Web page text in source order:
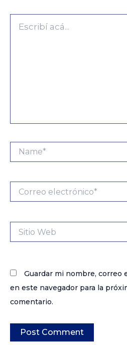
acá...
Name*
electrónico*
Sitio
Web
Guardar mi nombre, correo
en este navegador para la
comentario.